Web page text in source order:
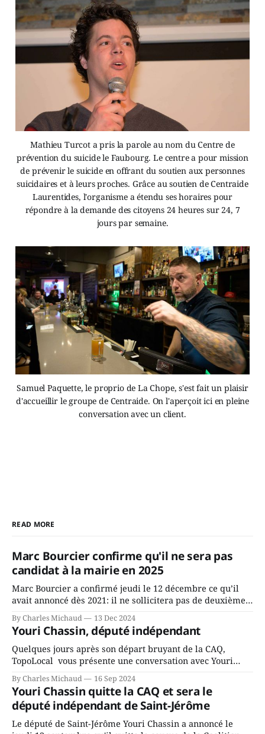
Mathieu Turcot a pris la parole au nom du Centre de
prévention du suicide le Faubourg. Le centre a pour mission
de prévenir le suicide en offrant du soutien aux personnes
suicidaires et à leurs proches. Grâce au soutien de Centraide
Laurentides, l'organisme a étendu ses horaires pour
répondre à la demande des citoyens 24 heures sur 24, 7
jours par semaine.
Samuel Paquette, le proprio de La Chope, s'est fait un plaisir
d'accueillir le groupe de Centraide. On l'aperçoit ici en pleine
conversation avec un client.
READ MORE
Marc Bourcier confirme qu'il ne sera pas
candidat à la mairie en 2025
Marc Bourcier a confirmé jeudi le 12 décembre ce qu’il
avait annoncé dès 2021: il ne sollicitera pas de deuxième
fait l’annonce en s’adressant aux employés de la ville,
rassemblés en soirée pour leur traditionnel souper
By Charles Michaud 13 Dec 2024
Youri Chassin, député indépendant
Quelques jours après son départ bruyant de la CAQ,
TopoLocal vous présente une conversation avec Youri
depuis longtemps? Sera-t-il candidat indépendant dans 2
ans? Joindrait-il un autre parti, par exemple les
conservateurs d’Éric Duhaime? Que lui
By Charles Michaud 16 Sep 2024
Youri Chassin quitte la CAQ et sera le
député indépendant de Saint-Jérôme
Le député de Saint-Jérôme Youri Chassin a annoncé le